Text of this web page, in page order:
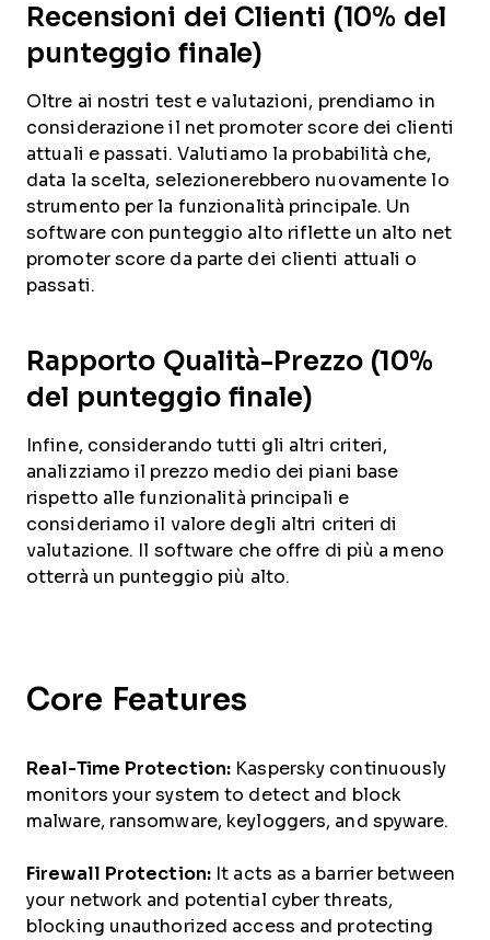
Recensioni dei Clienti (10% del
punteggio finale)
Oltre ai nostri test e valutazioni, prendiamo in
considerazione il net promoter score dei clienti
attuali e passati. Valutiamo la probabilità che,
data la scelta, selezionerebbero nuovamente lo
strumento per la funzionalità principale. Un
software con punteggio alto riflette un alto net
promoter score da parte dei clienti attuali o
passati.
Rapporto Qualità-Prezzo (10%
del punteggio finale)
Infine, considerando tutti gli altri criteri,
analizziamo il prezzo medio dei piani base
rispetto alle funzionalità principali e
consideriamo il valore degli altri criteri di
valutazione. Il software che offre di più a meno
otterrà un punteggio più alto.
Core Features
Real-Time Protection: Kaspersky continuously
monitors your system to detect and block
malware, ransomware, keyloggers, and spyware.
Firewall Protection: It acts as a barrier between
your network and potential cyber threats,
blocking unauthorized access and protecting